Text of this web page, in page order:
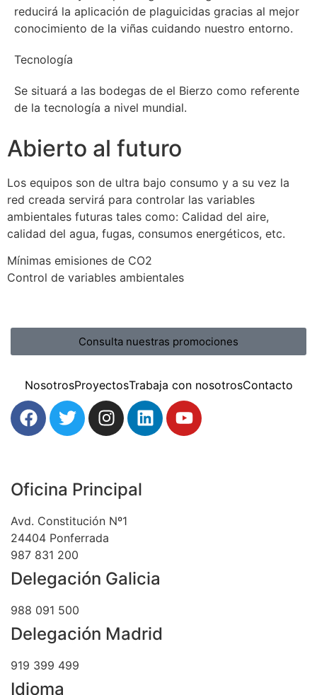
reducirá la aplicación de plaguicidas gracias al mejor
conocimiento de la viñas cuidando nuestro entorno.
Tecnología
Se situará a las bodegas de el Bierzo como referente
de la tecnología a nivel mundial.
Abierto al futuro
Los equipos son de ultra bajo consumo y a su vez la
red creada servirá para controlar las variables
ambientales futuras tales como: Calidad del aire,
calidad del agua, fugas, consumos energéticos, etc.
Mínimas emisiones de CO2
Control de variables ambientales
Consulta nuestras promociones
NosotrosProyectosTrabaja con nosotrosContacto
Oficina Principal
Avd. Constitución Nº1
24404 Ponferrada
987 831 200
Delegación Galicia
988 091 500
Delegación Madrid
919 399 499
Idioma